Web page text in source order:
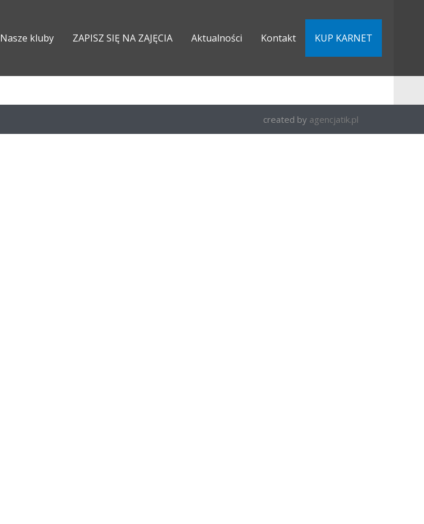
Nasze kluby ZAPISZ SIĘ NA ZAJĘCIA Aktualności Kontakt KUP KARNET
created by agencjatik.pl